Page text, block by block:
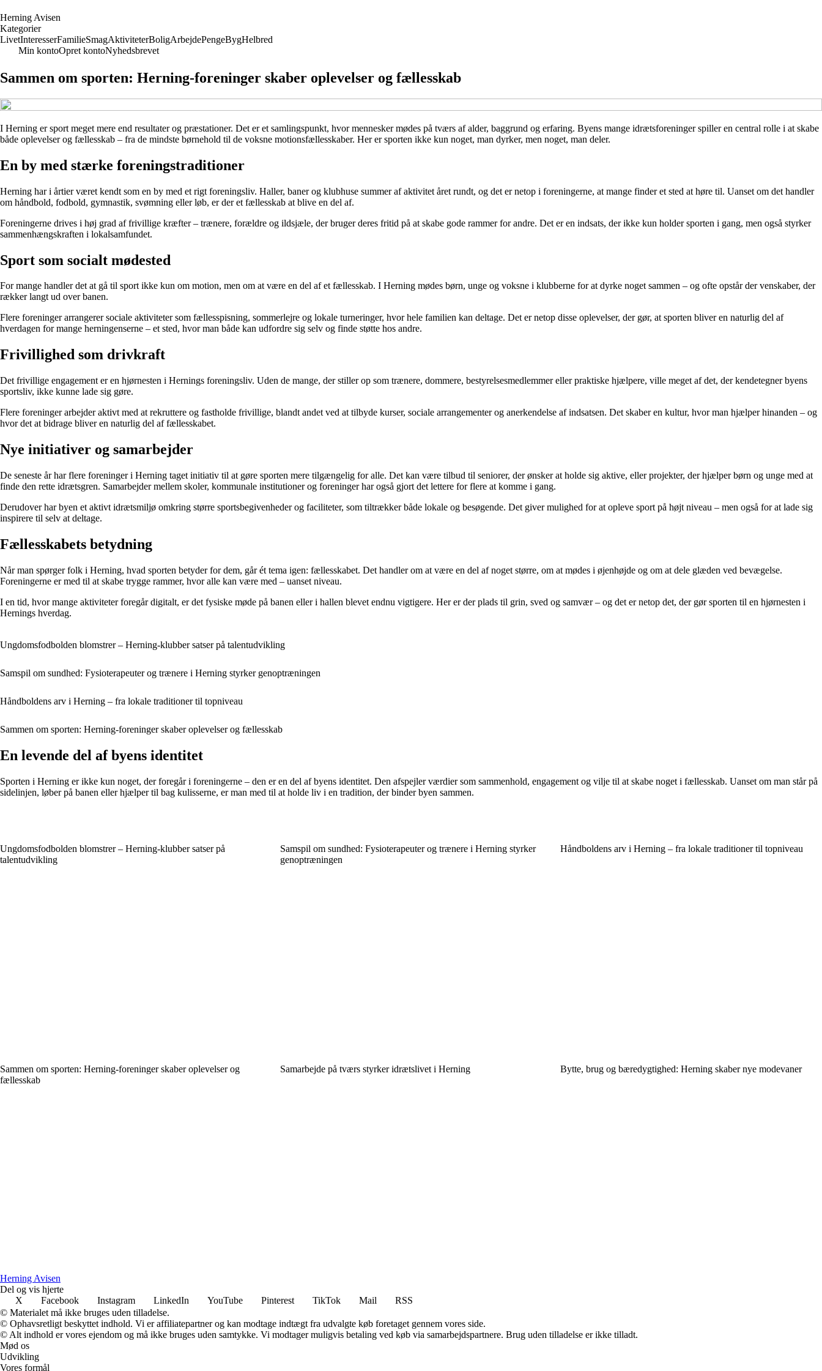
Herning Avisen
Kategorier
LivetInteresserFamilieSmagAktiviteterBoligArbejdePengeBygHelbred
Min kontoOpret kontoNyhedsbrevet
Sammen om sporten: Herning-foreninger skaber oplevelser og fællesskab
I Herning er sport meget mere end resultater og præstationer. Det er et samlingspunkt, hvor mennesker mødes på tværs af alder, baggrund og erfaring. Byens mange idrætsforeninger spiller en central rolle i at skabe
både oplevelser og fællesskab – fra de mindste børnehold til de voksne motionsfællesskaber. Her er sporten ikke kun noget, man dyrker, men noget, man deler.
En by med stærke foreningstraditioner
Herning har i årtier været kendt som en by med et rigt foreningsliv. Haller, baner og klubhuse summer af aktivitet året rundt, og det er netop i foreningerne, at mange finder et sted at høre til. Uanset om det handler
om håndbold, fodbold, gymnastik, svømning eller løb, er der et fællesskab at blive en del af.
Foreningerne drives i høj grad af frivillige kræfter – trænere, forældre og ildsjæle, der bruger deres fritid på at skabe gode rammer for andre. Det er en indsats, der ikke kun holder sporten i gang, men også styrker
sammenhængskraften i lokalsamfundet.
Sport som socialt mødested
For mange handler det at gå til sport ikke kun om motion, men om at være en del af et fællesskab. I Herning mødes børn, unge og voksne i klubberne for at dyrke noget sammen – og ofte opstår der venskaber, der
rækker langt ud over banen.
Flere foreninger arrangerer sociale aktiviteter som fællesspisning, sommerlejre og lokale turneringer, hvor hele familien kan deltage. Det er netop disse oplevelser, der gør, at sporten bliver en naturlig del af
hverdagen for mange herningenserne – et sted, hvor man både kan udfordre sig selv og finde støtte hos andre.
Frivillighed som drivkraft
Det frivillige engagement er en hjørnesten i Hernings foreningsliv. Uden de mange, der stiller op som trænere, dommere, bestyrelsesmedlemmer eller praktiske hjælpere, ville meget af det, der kendetegner byens
sportsliv, ikke kunne lade sig gøre.
Flere foreninger arbejder aktivt med at rekruttere og fastholde frivillige, blandt andet ved at tilbyde kurser, sociale arrangementer og anerkendelse af indsatsen. Det skaber en kultur, hvor man hjælper hinanden – og
hvor det at bidrage bliver en naturlig del af fællesskabet.
Nye initiativer og samarbejder
De seneste år har flere foreninger i Herning taget initiativ til at gøre sporten mere tilgængelig for alle. Det kan være tilbud til seniorer, der ønsker at holde sig aktive, eller projekter, der hjælper børn og unge med at
finde den rette idrætsgren. Samarbejder mellem skoler, kommunale institutioner og foreninger har også gjort det lettere for flere at komme i gang.
Derudover har byen et aktivt idrætsmiljø omkring større sportsbegivenheder og faciliteter, som tiltrækker både lokale og besøgende. Det giver mulighed for at opleve sport på højt niveau – men også for at lade sig
inspirere til selv at deltage.
Fællesskabets betydning
Når man spørger folk i Herning, hvad sporten betyder for dem, går ét tema igen: fællesskabet. Det handler om at være en del af noget større, om at mødes i øjenhøjde og om at dele glæden ved bevægelse.
Foreningerne er med til at skabe trygge rammer, hvor alle kan være med – uanset niveau.
I en tid, hvor mange aktiviteter foregår digitalt, er det fysiske møde på banen eller i hallen blevet endnu vigtigere. Her er der plads til grin, sved og samvær – og det er netop det, der gør sporten til en hjørnesten i
Hernings hverdag.
Ungdomsfodbolden blomstrer – Herning-klubber satser på talentudvikling
Samspil om sundhed: Fysioterapeuter og trænere i Herning styrker genoptræningen
Håndboldens arv i Herning – fra lokale traditioner til topniveau
Sammen om sporten: Herning-foreninger skaber oplevelser og fællesskab
En levende del af byens identitet
Sporten i Herning er ikke kun noget, der foregår i foreningerne – den er en del af byens identitet. Den afspejler værdier som sammenhold, engagement og vilje til at skabe noget i fællesskab. Uanset om man står på
sidelinjen, løber på banen eller hjælper til bag kulisserne, er man med til at holde liv i en tradition, der binder byen sammen.
Ungdomsfodbolden blomstrer – Herning-klubber satser på
talentudvikling
Samspil om sundhed: Fysioterapeuter og trænere i Herning styrker
genoptræningen
Håndboldens arv i Herning – fra lokale traditioner til topniveau
Sammen om sporten: Herning-foreninger skaber oplevelser og
fællesskab
Samarbejde på tværs styrker idrætslivet i Herning Bytte, brug og bæredygtighed: Herning skaber nye modevaner
Herning Avisen
Del og vis hjerte
X
Facebook Instagram LinkedIn YouTube Pinterest TikTok Mail
RSS
© Materialet må ikke bruges uden tilladelse.
© Ophavsretligt beskyttet indhold. Vi er affiliatepartner og kan modtage indtægt fra udvalgte køb foretaget gennem vores side.
© Alt indhold er vores ejendom og må ikke bruges uden samtykke. Vi modtager muligvis betaling ved køb via samarbejdspartnere. Brug uden tilladelse er ikke tilladt.
Mød os
Udvikling
Vores formål